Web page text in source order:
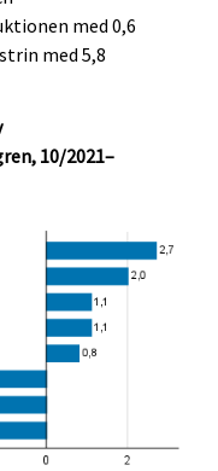
med 0,6
med 5,8
10/2021–